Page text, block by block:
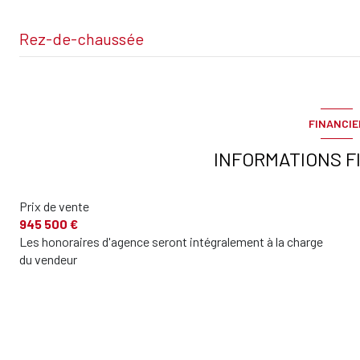
Rez-de-chaussée
INFORMATIONS
Prix de vente
945 500 €
Les honoraires d'agence seront intégralement à la charge
du vendeur